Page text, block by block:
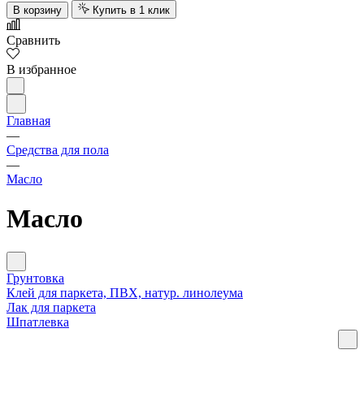
В корзину Купить в 1 клик
Сравнить
В избранное
Главная
—
Средства для пола
—
Масло
Масло
Грунтовка
Клей для паркета, ПВХ, натур. линолеума
Лак для паркета
Шпатлевка